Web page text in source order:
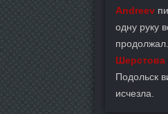
Andreev
одну руку
продолжал.
Шерстова
Подольск
исчезла.